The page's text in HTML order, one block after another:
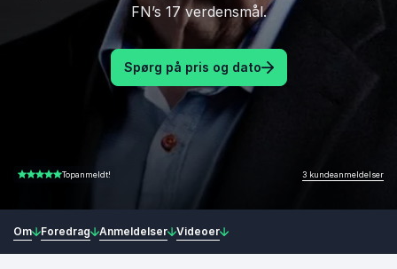
FN’s 17 verdensmål.
Spørg på pris og dato
5.00 ud af 5Topanmeldt! 3 kundeanmeldelser
Om Foredrag Anmeldelser Videoer